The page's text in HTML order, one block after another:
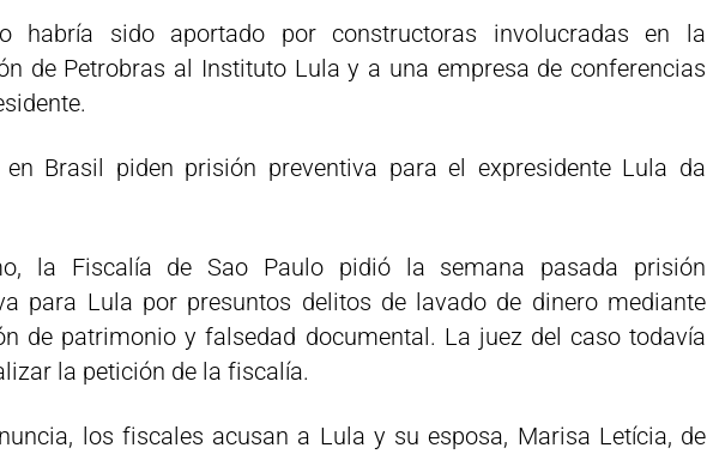
habría sido aportado por constructoras involucradas en la
de Petrobras al Instituto Lula y a una empresa de conferencias
en Brasil piden prisión preventiva para el expresidente Lula da
la Fiscalía de Sao Paulo pidió la semana pasada prisión
para Lula por presuntos delitos de lavado de dinero mediante
de patrimonio y falsedad documental. La juez del caso todavía
la petición de la fiscalía.
los fiscales acusan a Lula y su esposa, Marisa Letícia, de